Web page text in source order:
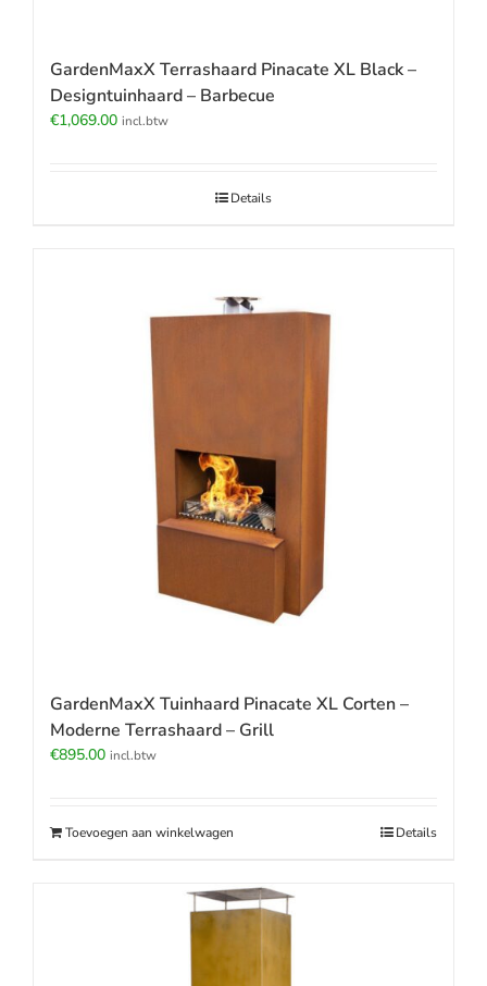
GardenMaxX Terrashaard Pinacate XL Black –
Designtuinhaard – Barbecue
€1,069.00 incl.btw
Details
GardenMaxX Tuinhaard Pinacate XL Corten –
Moderne Terrashaard – Grill
€895.00 incl.btw
Toevoegen aan winkelwagen Details